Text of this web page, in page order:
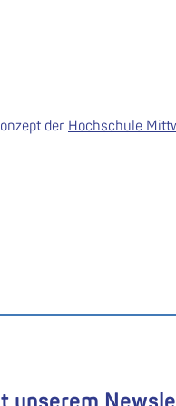
der Hochschule